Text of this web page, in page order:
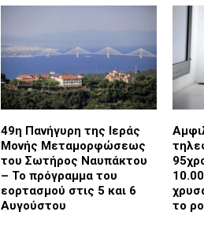
49η Πανήγυρη της Ιεράς
Μονής Μεταμορφώσεως
του Σωτήρος Ναυπάκτου
– Το πρόγραμμα του
εορτασμού στις 5 και 6
Αυγούστου
το